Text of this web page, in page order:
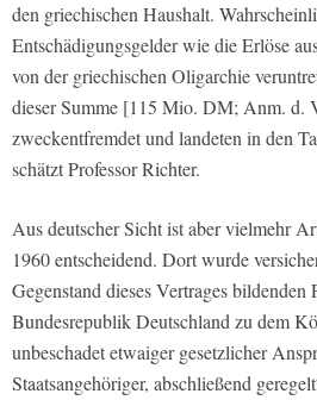
den griechischen Haushalt.
Entschädigungsgelder wie die Erlöse
von der griechischen Oligarchie
dieser Summe [115 Mio. DM; Anm. d.
zweckentfremdet und landeten in den
schätzt Professor Richter.
Aus deutscher Sicht ist aber vielmehr
1960 entscheidend. Dort wurde
Gegenstand dieses Vertrages
Bundesrepublik Deutschland zu dem
unbeschadet etwaiger gesetzlicher
Staatsangehöriger, abschließend